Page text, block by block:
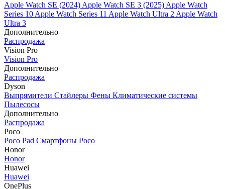
Apple Watch SE (2024) Apple Watch SE 3 (2025) Apple Watch
Series 10 Apple Watch Series 11 Apple Watch Ultra 2 Apple Watch
Ultra 3
Дополнительно
Распродажа
Vision Pro
Vision Pro
Дополнительно
Распродажа
Dyson
Выпрямители Стайлеры Фены Климатические системы
Пылесосы
Дополнительно
Распродажа
Poco
Poco Pad Смартфоны Poco
Honor
Honor
Huawei
Huawei
OnePlus